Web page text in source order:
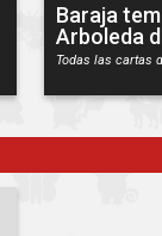
Baraja
Arboleda
Todas las cartas